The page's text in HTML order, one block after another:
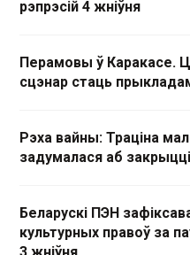
рэпрэсій 4 жніўня
Перамовы ў Каракасе.
сцэнар стаць
Рэха вайны: Траціна
задумалася аб
Беларускі ПЭН
культурных правоў за